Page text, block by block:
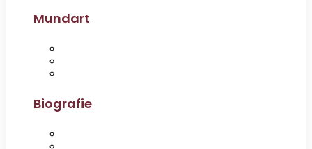
Mundart
Biografie